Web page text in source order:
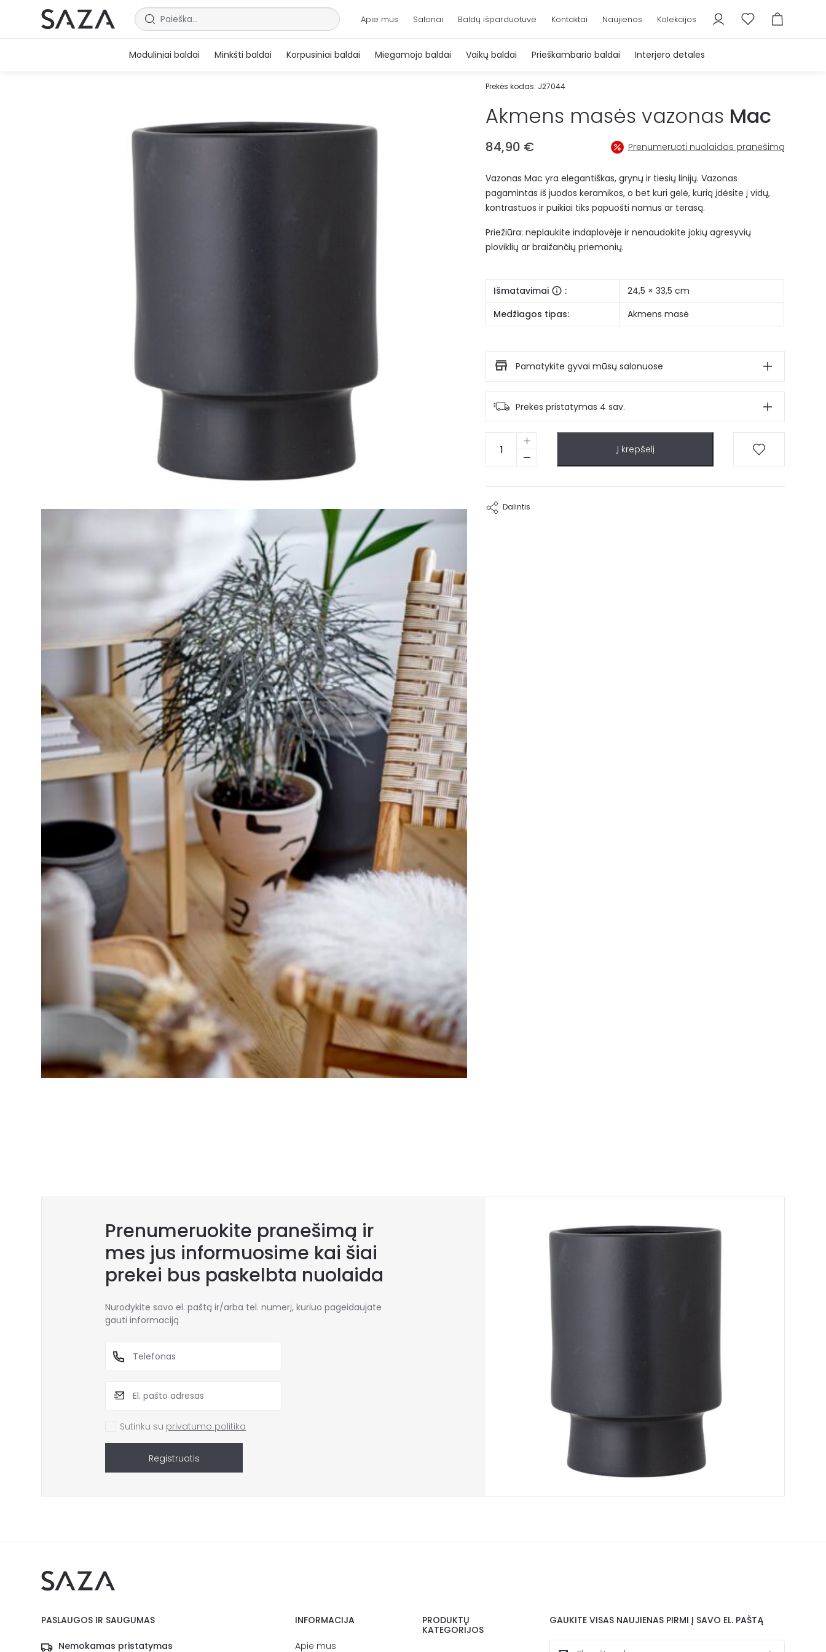
Apie mus Salonai Baldų išparduotuvė Kontaktai Naujienos Kolekcijos
Moduliniai baldai Minkšti baldai Korpusiniai baldai Miegamojo baldai Vaikų baldai Prieškambario baldai Interjero detalės
Prekės kodas: J27044
Akmens masės vazonas Mac
84,90 € Prenumeruoti nuolaidos pranešimą
Vazonas Mac yra elegantiškas, grynų ir tiesių linijų. Vazonas
pagamintas iš juodos keramikos, o bet kuri gėlė, kurią įdėsite į vidų,
kontrastuos ir puikiai tiks papuošti namus ar terasą.
Priežiūra: neplaukite indaplovėje ir nenaudokite jokių agresyvių
ploviklių ar braižančių priemonių.
Išmatavimai :
24,5 × 33,5 cm
Medžiagos tipas:
Akmens masė
Pamatykite gyvai mūsų salonuose
Prekės pristatymas 4 sav.
produkto
kiekis:
Mac
Į krepšelį
Dalintis
Prenumeruokite pranešimą ir
mes jus informuosime kai šiai
prekei bus paskelbta nuolaida
Nurodykite savo el. paštą ir/arba tel. numerį, kuriuo pageidaujate
gauti informaciją
Sutinku su privatumo politika
Registruotis
PASLAUGOS IR SAUGUMAS
Nemokamas pristatymas
INFORMACIJA
Apie mus
PRODUKTŲ
KATEGORIJOS
GAUKITE VISAS NAUJIENAS PIRMI Į SAVO EL. PAŠTĄ